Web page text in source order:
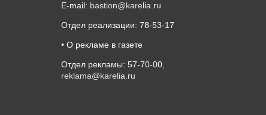
E-mail: bastion@karelia.ru
Отдел реализации: 78-53-17
• О рекламе в газете
Отдел рекламы: 57-70-00,
reklama@karelia.ru